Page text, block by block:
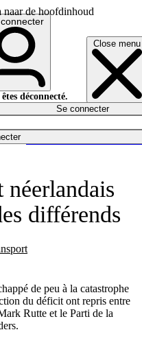
naar de hoofdinhoud
Close menu
déconnecté.
Se connecter
néerlandais
différends
de peu à la catastrophe
du déficit ont repris entre
Rutte et le Parti de la